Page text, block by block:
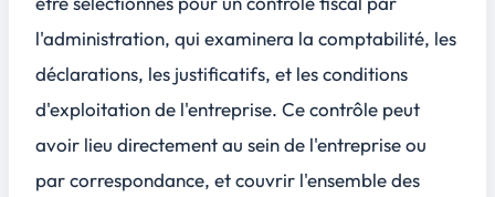
l'administration, qui examinera la comptabilité, les
déclarations, les justificatifs, et les conditions
d'exploitation de l'entreprise. Ce contrôle peut
avoir lieu directement au sein de l'entreprise ou
par correspondance, et couvrir l'ensemble des